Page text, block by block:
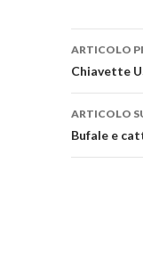
ARTICOLO
Chiavette
ARTICOLO
Bufale e